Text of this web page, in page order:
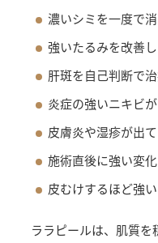
濃いシミを一度で
強いたるみを改善
肝斑を自己判断で
炎症の強いニキビ
皮膚炎や湿疹が出
施術直後に強い変
皮むけするほど強
ララピールは、肌質